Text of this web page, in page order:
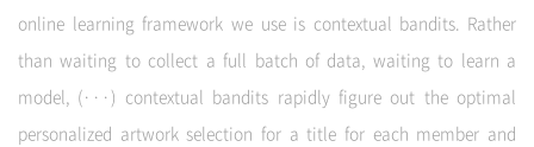
online learning framework we use is contextual bandits. Rather
than waiting to collect a full batch of data, waiting to learn a
model, (···) contextual bandits rapidly figure out the optimal
personalized artwork selection for a title for each member and